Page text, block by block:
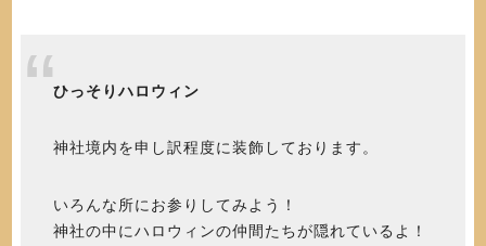
ひっそりハロウィン
神社境内を申し訳程度に装飾しております。
いろんな所にお参りしてみよう！
神社の中にハロウィンの仲間たちが隠れているよ！